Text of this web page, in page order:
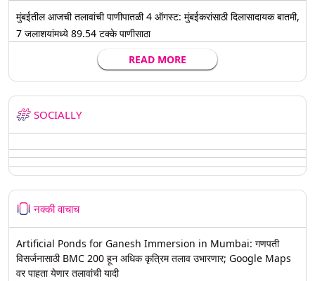
मुंबईतील आजची तलावांची पाणीपातळी 4 ऑगस्ट: मुंबईकरांसाठी दिलासादायक बातमी,
7 जलाशयांमध्ये 89.54 टक्के पाणीसाठा
READ MORE
SOCIALLY
नक्की वाचाच
Artificial Ponds for Ganesh Immersion in Mumbai: गणपती
विसर्जनासाठी BMC 200 हून अधिक कृत्रिम तलाव उभारणार; Google Maps
वर पाहता येणार तलावांची यादी